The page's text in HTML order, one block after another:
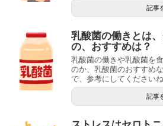
記事
乳酸菌の働きとは
の、おすすめは？
乳酸菌の働きや乳酸菌を
のか、乳酸菌のおすすめ
で、参考にしてくださいね
記事